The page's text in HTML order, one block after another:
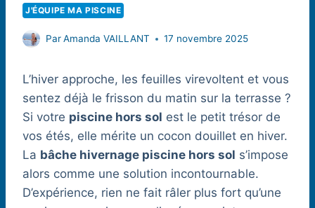
J'ÉQUIPE MA PISCINE
ParAmanda VAILLANT 17 novembre 2025
L’hiver approche, les feuilles virevoltent et vous
sentez déjà le frisson du matin sur la terrasse ?
Si votre piscine hors sol est le petit trésor de
vos étés, elle mérite un cocon douillet en hiver.
La bâche hivernage piscine hors sol s’impose
alors comme une solution incontournable.
D’expérience, rien ne fait râler plus fort qu’une